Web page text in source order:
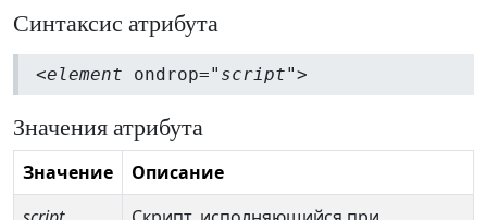
Синтаксис атрибута
<element ondrop=" script">
Значения атрибута
Значение
Описание